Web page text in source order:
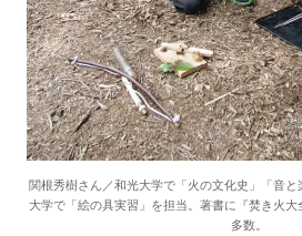
関根秀樹さん／和光大学で「火の文化史」「音
大学で「絵の具実習」を担当。著書に『焚き火
多数。